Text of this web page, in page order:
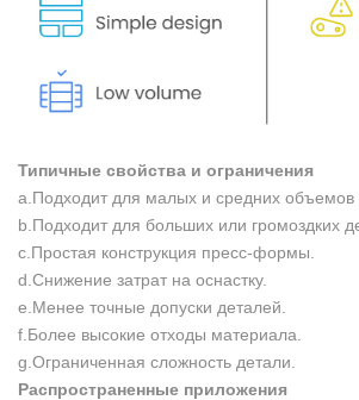
Типичные свойства и ограничения
a.Подходит для малых и средних объемов
b.Подходит для больших или громоздких
c.Простая конструкция пресс-формы.
d.Снижение затрат на оснастку.
e.Менее точные допуски деталей.
f.Более высокие отходы материала.
g.Ограниченная сложность детали.
Распространенные приложения